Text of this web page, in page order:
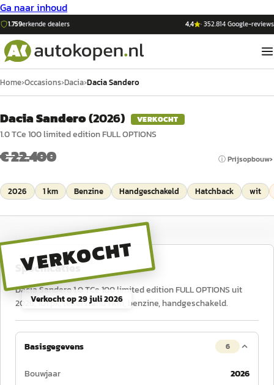
Ga naar inhoud
1.759erkende dealers 4,4 ·352.814Google-reviews
Home›Occasions›Dacia›Dacia Sandero
Dacia Sandero(2026) VERKOCHT
1.0 TCe 100 limited edition FULL OPTIONS
€ 22.400 ⓘ Prijsopbouw
2026 1 km Benzine Handgeschakeld Hatchback wit
VERKOCHT
Verkocht op29 juli 2026
Specificaties
Dacia Sandero 1.0 TCe 100 limited edition FULL OPTIONS uit
2026, 101 pk, tellerstand 1 km, benzine, handgeschakeld.
Basisgegevens 6
Bouwjaar
2026